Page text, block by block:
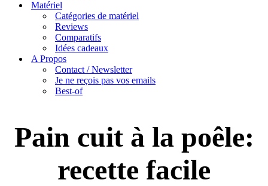
Matériel
Catégories de matériel
Reviews
Comparatifs
Idées cadeaux
A Propos
Contact / Newsletter
Je ne reçois pas vos emails
Best-of
Pain cuit à la poêle:
recette facile